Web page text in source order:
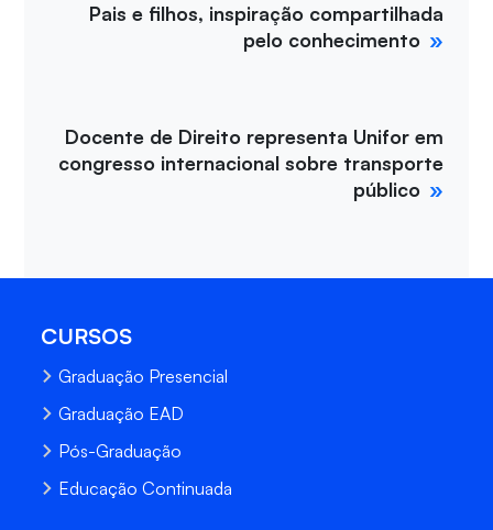
Pais e filhos, inspiração compartilhada
pelo conhecimento
Docente de Direito representa Unifor em
congresso internacional sobre transporte
público
CURSOS
Graduação Presencial
Graduação EAD
Pós-Graduação
Educação Continuada